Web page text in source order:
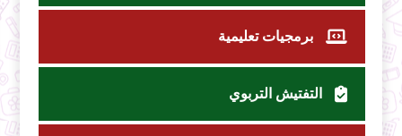
برمجيات تعليمية
التفتيش التربوي